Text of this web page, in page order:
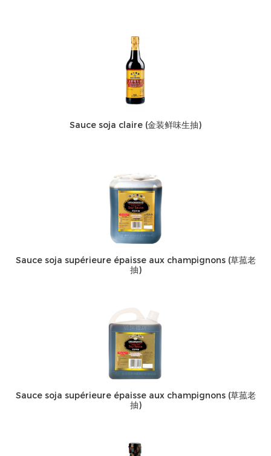
Sauce soja claire (金装鲜味生抽)
Sauce soja supérieure épaisse aux champignons (草菰老
抽)
Sauce soja supérieure épaisse aux champignons (草菰老
抽)